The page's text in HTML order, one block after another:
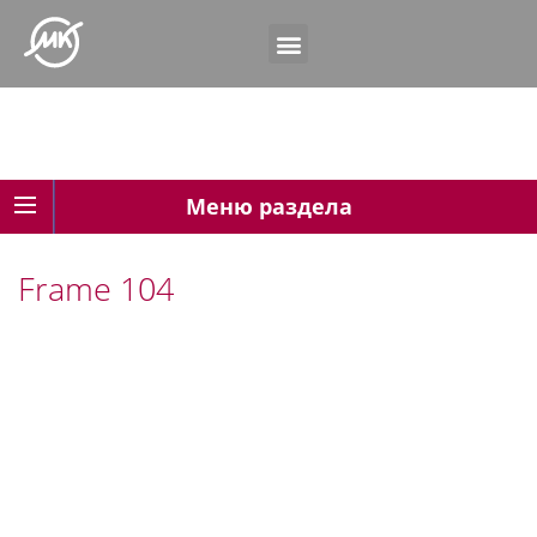
Меню раздела
Frame 104